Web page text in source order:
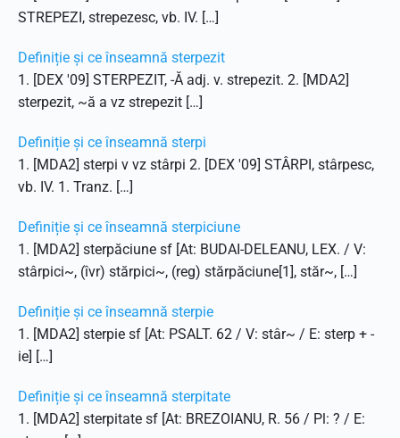
STREPEZI, strepezesc, vb. IV. […]
Definiție și ce înseamnă sterpezit
1. [DEX '09] STERPEZIT, -Ă adj. v. strepezit. 2. [MDA2]
sterpezit, ~ă a vz strepezit […]
Definiție și ce înseamnă sterpi
1. [MDA2] sterpi v vz stârpi 2. [DEX '09] STÂRPI, stârpesc,
vb. IV. 1. Tranz. […]
Definiție și ce înseamnă sterpiciune
1. [MDA2] sterpăciune sf [At: BUDAI-DELEANU, LEX. / V:
stârpici~, (îvr) stărpici~, (reg) stărpăciune[1], stăr~, […]
Definiție și ce înseamnă sterpie
1. [MDA2] sterpie sf [At: PSALT. 62 / V: stâr~ / E: sterp + -
ie] […]
Definiție și ce înseamnă sterpitate
1. [MDA2] sterpitate sf [At: BREZOIANU, R. 56 / Pl: ? / E: